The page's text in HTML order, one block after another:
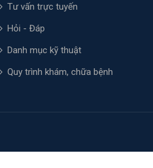
Tư vấn trực tuyến
Hỏi - Đáp
Danh mục kỹ thuật
Quy trình khám, chữa bệnh